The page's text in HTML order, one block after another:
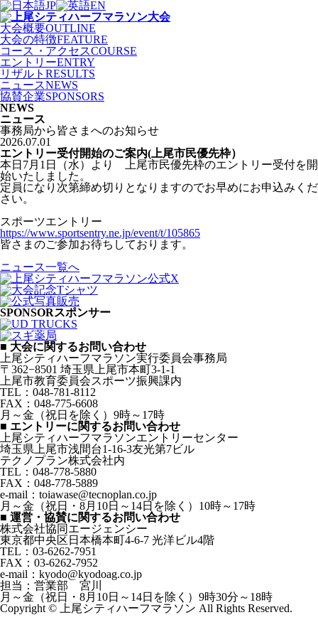
JP
EN
大会概要OUTLINE
大会の特徴FEATURE
コース ・ アクセスCOURSE
エントリーENTRY
リザルト RESULTS
ニュースNEWS
協賛企業SPONSORS
NEWS
ニュース
事務局から皆さまへのお知らせ
2026.07.01
エントリー受付開始のご案内(上尾市民優先枠）
本日7月1日（水）より 上尾市民優先枠のエントリー受付を開
始いたしました。
定員になり次第締め切りとなりますのでお早めにお申込みくだ
さい。
スポーツエントリー
https://www.sportsentry.ne.jp/event/t/105865
皆さまのご参加お待ちしております。
ニュース一覧へ
SPONSORスポンサー
■ 大会に関するお問い合わせ
上尾シティハーフマラソン実行委員会事務局
〒362−8501 埼玉県上尾市本町3-1-1
上尾市教育委員会スポーツ振興課内
TEL：048-781-8112
FAX：048-775-6608
月～金（祝日を除く）9時～17時
■ エントリーに関するお問い合わせ
上尾シティハーフマラソンエントリーセンター
埼玉県上尾市浅間台1-16-3友光第7ビル
テクノプラン株式会社内
TEL：048-778-5880
FAX：048-778-5889
e-mail：toiawase@tecnoplan.co.jp
月～金（祝日・8月10日～14日を除く）10時～17時
■ 運営・協賛に関するお問い合わせ
株式会社協同エージェンシー
東京都中央区日本橋本町4-6-7 光洋ビル4階
TEL：03-6262-7951
FAX：03-6262-7952
e-mail：kyodo@kyodoag.co.jp
担当：営業部 宮川
月～金（祝日・8月10日～14日を除く）9時30分～18時
Copyright © 上尾シティハーフマラソン All Rights Reserved.